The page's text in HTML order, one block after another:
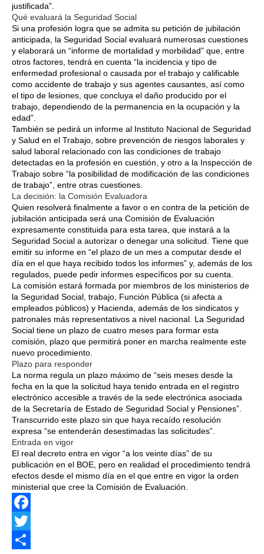
justificada”.
Qué evaluará la Seguridad Social
Si una profesión logra que se admita su petición de jubilación
anticipada, la Seguridad Social evaluará numerosas cuestiones
y elaborará un “informe de mortalidad y morbilidad” que, entre
otros factores, tendrá en cuenta “la incidencia y tipo de
enfermedad profesional o causada por el trabajo y calificable
como accidente de trabajo y sus agentes causantes, así como
el tipo de lesiones, que concluya el daño producido por el
trabajo, dependiendo de la permanencia en la ocupación y la
edad”.
También se pedirá un informe al Instituto Nacional de Seguridad
y Salud en el Trabajo, sobre prevención de riesgos laborales y
salud laboral relacionado con las condiciones de trabajo
detectadas en la profesión en cuestión, y otro a la Inspección de
Trabajo sobre “la posibilidad de modificación de las condiciones
de trabajo”, entre otras cuestiones.
La decisión: la Comisión Evaluadora
Quien resolverá finalmente a favor o en contra de la petición de
jubilación anticipada será una Comisión de Evaluación
expresamente constituida para esta tarea, que instará a la
Seguridad Social a autorizar o denegar una solicitud. Tiene que
emitir su informe en “el plazo de un mes a computar desde el
día en el que haya recibido todos los informes” y, además de los
regulados, puede pedir informes específicos por su cuenta.
La comisión estará formada por miembros de los ministerios de
la Seguridad Social, trabajo, Función Pública (si afecta a
empleados públicos) y Hacienda, además de los sindicatos y
patronales más representativos a nivel nacional. La Seguridad
Social tiene un plazo de cuatro meses para formar esta
comisión, plazo que permitirá poner en marcha realmente este
nuevo procedimiento.
Plazo para responder
La norma regula un plazo máximo de “seis meses desde la
fecha en la que la solicitud haya tenido entrada en el registro
electrónico accesible a través de la sede electrónica asociada
de la Secretaría de Estado de Seguridad Social y Pensiones”.
Transcurrido este plazo sin que haya recaído resolución
expresa “se entenderán desestimadas las solicitudes”.
Entrada en vigor
El real decreto entra en vigor “a los veinte días” de su
publicación en el BOE, pero en realidad el procedimiento tendrá
efectos desde el mismo día en el que entre en vigor la orden
ministerial que cree la Comisión de Evaluación.
Facebook
Twitter